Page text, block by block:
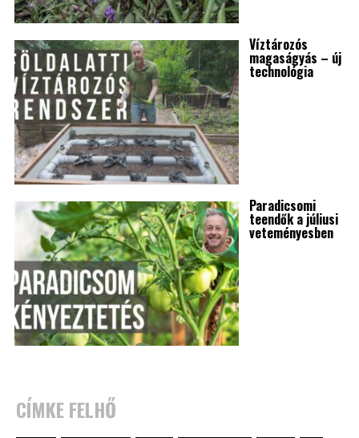
Víztározós
magaságyás – új
technológia
Paradicsomi
teendők a júliusi
veteményesben
CÍMKE FELHŐ